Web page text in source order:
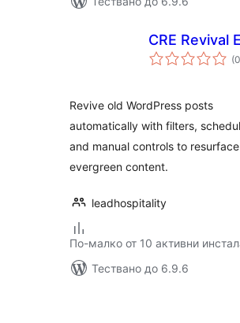
CRE Revival
(0
Revive old WordPress posts
automatically with filters,
and manual controls to resurface
evergreen content.
leadhospitality
По-малко от 10 активни
Тествано до 6.9.6